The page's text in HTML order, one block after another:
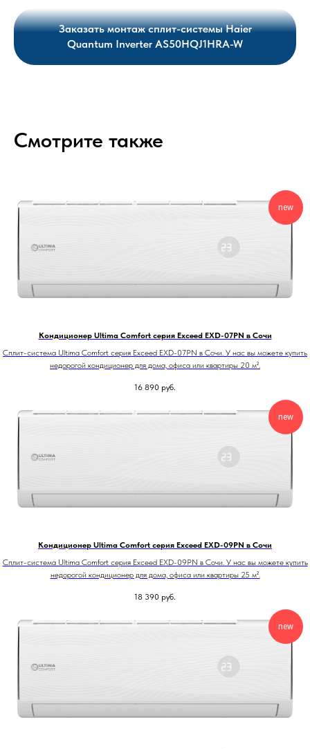
Заказать монтаж сплит-системы Haier
Quantum Inverter AS50HQJ1HRA-W
Смотрите также
new
Кондиционер Ultima Comfort серия Exceed EXD-07PN в Сочи
Сплит-система Ultima Comfort серия Exceed EXD-07PN в Сочи. У нас вы можете купить
недорогой кондиционер для дома, офиса или квартиры 20 м².
16 890 руб.
new
Кондиционер Ultima Comfort серия Exceed EXD-09PN в Сочи
Сплит-система Ultima Comfort серия Exceed EXD-09PN в Сочи. У нас вы можете купить
недорогой кондиционер для дома, офиса или квартиры 25 м².
18 390 руб.
new